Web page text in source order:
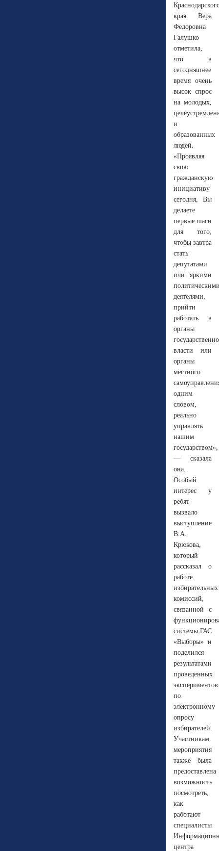
края Вера
Федоровна
Галушко
отметила,
что в
сегодняшнее
время очень
высок спрос
на молодых,
и
образованных
людей.
«Проявляя
свою
гражданскую
инициативу
сегодня, Вы
делаете
первые шаги
для того,
чтобы завтра
стать
депутатами
или яркими
деятелями,
прийти
работать в
органы
власти или
органы
местного
одним
словом,
реально
управлять
нашим
государством»,
— сказала
она.
Особый
интерес у
ребят
вызвало
выступление
В.А.
Крюкова,
который
рассказал о
работе
избирательных
комиссий,
связанной с
системы ГАС
«Выборы» и
поделился
результатами
проведенных
экспериментов
по
электронному
опросу
избирателей.
Участникам
мероприятия
также была
предоставлена
возможность
посмотреть,
как
работают
специалисты
центра